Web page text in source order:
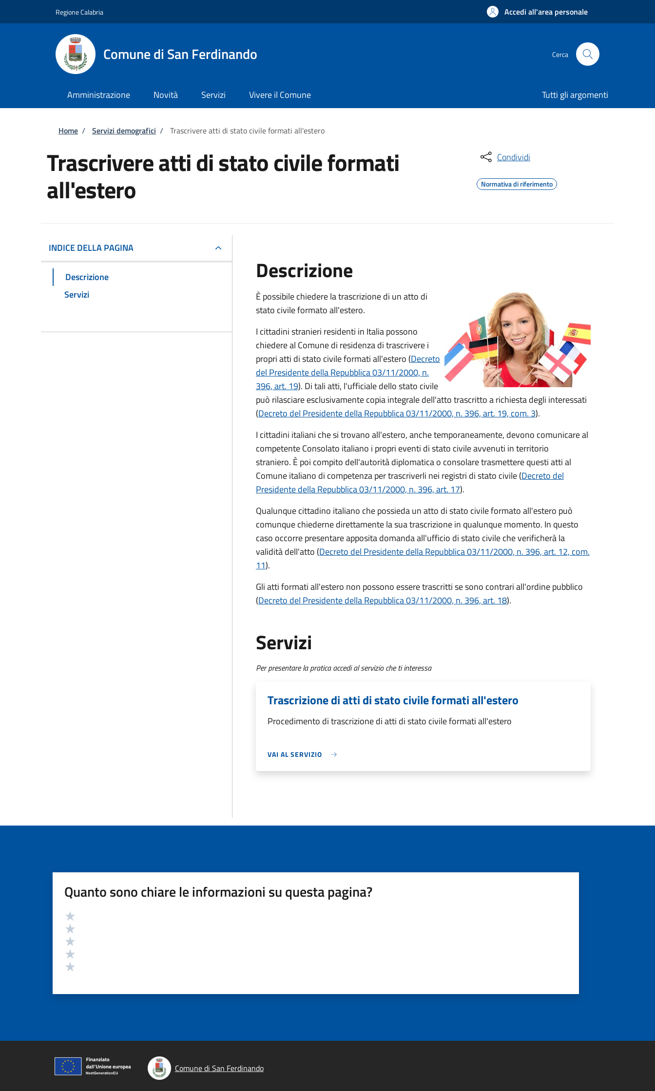
Regione Calabria Accedi all'area personale
Comune di San Ferdinando Cerca
Amministrazione Novità Servizi Vivere il Comune Tutti gli argomenti
Briciole di pane
Home / Servizi demografici / Trascrivere atti di stato civile formati all'estero
Trascrivere atti di stato civile formati
all'estero
Condividi
Normativa di riferimento
INDICE DELLA PAGINA
Descrizione
Servizi
Descrizione
È possibile chiedere la trascrizione di un atto di
stato civile formato all'estero.
I cittadini stranieri residenti in Italia possono
chiedere al Comune di residenza di trascrivere i
propri atti di stato civile formati all'estero (Decreto
del Presidente della Repubblica 03/11/2000, n.
396, art. 19). Di tali atti, l'ufficiale dello stato civile
può rilasciare esclusivamente copia integrale dell'atto trascritto a richiesta degli interessati
(Decreto del Presidente della Repubblica 03/11/2000, n. 396, art. 19, com. 3).
I cittadini italiani che si trovano all'estero, anche temporaneamente, devono comunicare al
competente Consolato italiano i propri eventi di stato civile avvenuti in territorio
straniero. È poi compito dell'autorità diplomatica o consolare trasmettere questi atti al
Comune italiano di competenza per trascriverli nei registri di stato civile (Decreto del
Presidente della Repubblica 03/11/2000, n. 396, art. 17).
Qualunque cittadino italiano che possieda un atto di stato civile formato all'estero può
comunque chiederne direttamente la sua trascrizione in qualunque momento. In questo
caso occorre presentare apposita domanda all'ufficio di stato civile che verificherà la
validità dell'atto (Decreto del Presidente della Repubblica 03/11/2000, n. 396, art. 12, com.
11).
Gli atti formati all'estero non possono essere trascritti se sono contrari all'ordine pubblico
(Decreto del Presidente della Repubblica 03/11/2000, n. 396, art. 18).
Servizi
Per presentare la pratica accedi al servizio che ti interessa
Trascrizione di atti di stato civile formati all'estero
Procedimento di trascrizione di atti di stato civile formati all'estero
VAI AL SERVIZIO
Quanto sono chiare le informazioni su questa pagina?
Valutazione
Comune di San Ferdinando